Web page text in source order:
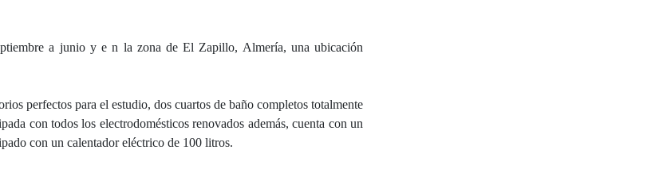
a junio y e n la zona de El Zapillo, Almería, una ubicación
perfectos para el estudio, dos cuartos de baño completos totalmente
con todos los electrodomésticos renovados además, cuenta con un
con un calentador eléctrico de 100 litros.